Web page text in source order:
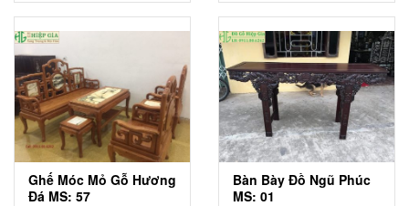
Ghế Móc Mỏ Gỗ Hương
Đá MS: 57
Bàn Bày Đồ Ngũ Phúc
MS: 01